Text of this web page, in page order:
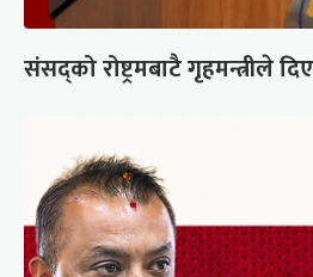
संसद्को रोष्ट्रमबाटै गृहमन्त्रीले